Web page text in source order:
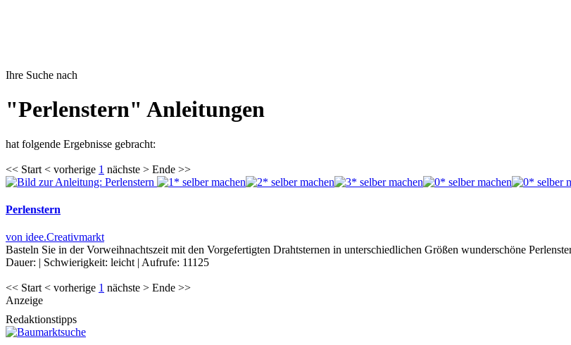
Ihre Suche nach
"Perlenstern" Anleitungen
hat folgende Ergebnisse gebracht:
<< Start < vorherige 1 nächste > Ende >>
Perlenstern
von idee.Creativmarkt
Basteln Sie in der Vorweihnachtszeit mit den Vorgefertigten Drahtsternen in unterschiedlichen Größen wunderschöne
Dauer: | Schwierigkeit: leicht | Aufrufe: 11125
<< Start < vorherige 1 nächste > Ende >>
Anzeige
Redaktionstipps